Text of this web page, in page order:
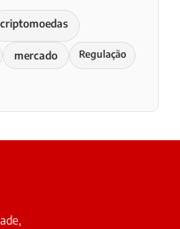
criptomoedas
mercado Regulação